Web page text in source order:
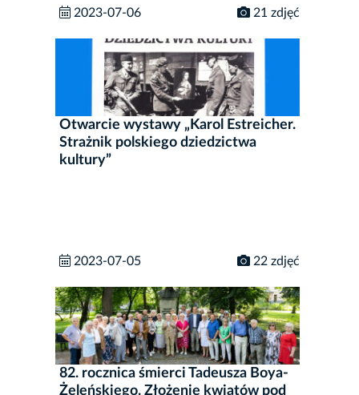
2023-07-06 21 zdjęć
Otwarcie wystawy „Karol Estreicher.
Strażnik polskiego dziedzictwa
kultury”
2023-07-05 22 zdjęć
82. rocznica śmierci Tadeusza Boya-
Żeleńskiego. Złożenie kwiatów pod